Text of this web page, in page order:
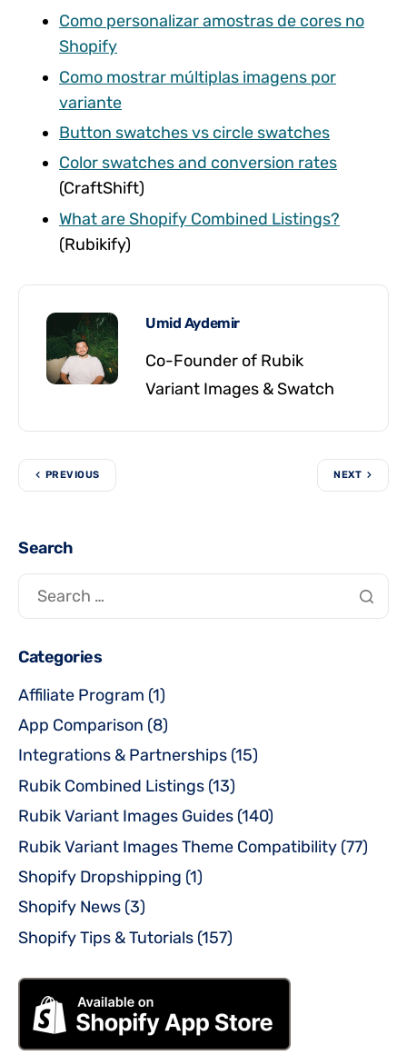
Como personalizar amostras de cores no
Shopify
Como mostrar múltiplas imagens por
variante
Button swatches vs circle swatches
Color swatches and conversion rates
(CraftShift)
What are Shopify Combined Listings?
(Rubikify)
Umid Aydemir
Co-Founder of Rubik
Variant Images & Swatch
PREVIOUS NEXT
Search
Categories
Affiliate Program (1)
App Comparison (8)
Integrations & Partnerships (15)
Rubik Combined Listings (13)
Rubik Variant Images Guides (140)
Rubik Variant Images Theme Compatibility (77)
Shopify Dropshipping (1)
Shopify News (3)
Shopify Tips & Tutorials (157)